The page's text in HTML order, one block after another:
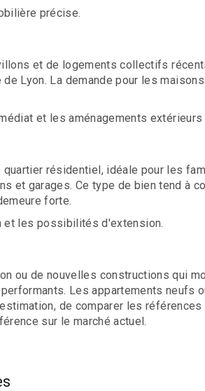
précise.
et de logements collectifs
Lyon. La demande pour les
et les aménagements
résidentiel, idéale pour les
garages. Ce type de bien tend à
forte.
et les possibilités d'extension.
ou de nouvelles constructions qui
Les appartements neufs
de comparer les
sur le marché actuel.